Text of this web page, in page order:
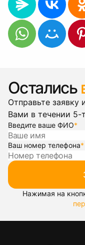
Остались
Отправьте
Вами в течении 5-
Введите ваше ФИО*
Ваш номер телефона*
Нажимая на